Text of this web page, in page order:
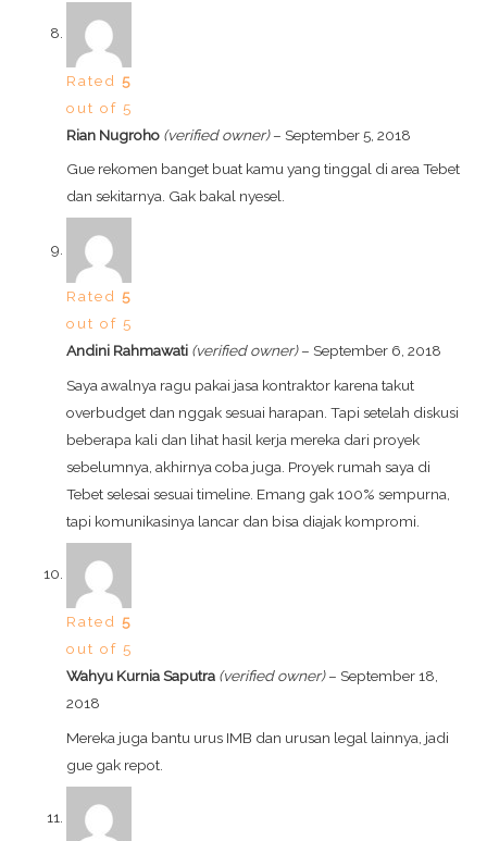
Rated5
out of 5
Rian Nugroho (verified owner) – September 5, 2018
Gue rekomen banget buat kamu yang tinggal di area Tebet
dan sekitarnya. Gak bakal nyesel.
Rated5
out of 5
Andini Rahmawati (verified owner) – September 6, 2018
Saya awalnya ragu pakai jasa kontraktor karena takut
overbudget dan nggak sesuai harapan. Tapi setelah diskusi
beberapa kali dan lihat hasil kerja mereka dari proyek
sebelumnya, akhirnya coba juga. Proyek rumah saya di
Tebet selesai sesuai timeline. Emang gak 100% sempurna,
tapi komunikasinya lancar dan bisa diajak kompromi.
Rated5
out of 5
Wahyu Kurnia Saputra (verified owner) – September 18,
2018
Mereka juga bantu urus IMB dan urusan legal lainnya, jadi
gue gak repot.